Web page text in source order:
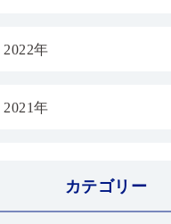
2022年
2021年
カテゴリー